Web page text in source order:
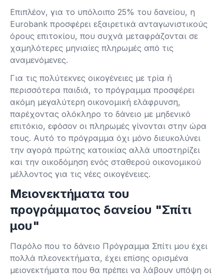
Επιπλέον, για το υπόλοιπο 25% του δανείου, η
Eurobank προσφέρει εξαιρετικά ανταγωνιστικούς
όρους επιτοκίου, που συχνά μεταφράζονται σε
χαμηλότερες μηνιαίες πληρωμές από τις
αναμενόμενες.
Για τις πολύτεκνες οικογένειες με τρία ή
περισσότερα παιδιά, το πρόγραμμα προσφέρει
ακόμη μεγαλύτερη οικονομική ελάφρυνση,
παρέχοντας ολόκληρο το δάνειο με μηδενικό
επιτόκιο, εφόσον οι πληρωμές γίνονται στην ώρα
τους. Αυτό το πρόγραμμα όχι μόνο διευκολύνει
την αγορά πρώτης κατοικίας αλλά υποστηρίζει
και την οικοδόμηση ενός σταθερού οικονομικού
μέλλοντος για τις νέες οικογένειες.
Μειονεκτήματα του
προγράμματος δανείου "Σπίτι
μου"
Παρόλο που το δάνειο Πρόγραμμα Σπίτι μου έχει
πολλά πλεονεκτήματα, έχει επίσης ορισμένα
μειονεκτήματα που θα πρέπει να λάβουν υπόψη οι